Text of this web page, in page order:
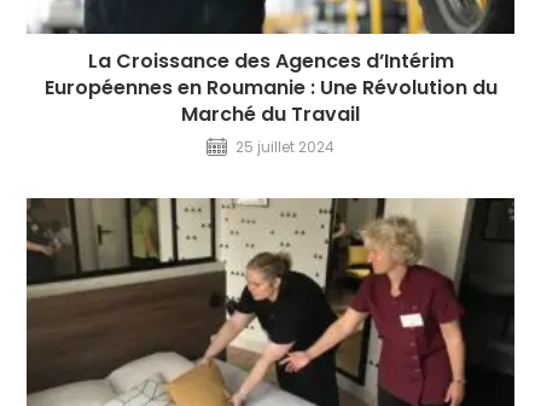
La Croissance des Agences d’Intérim
Européennes en Roumanie : Une Révolution du
Marché du Travail
25 juillet 2024